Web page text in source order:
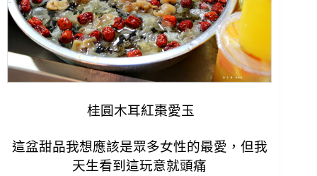
桂圓木耳紅棗愛玉
這盆甜品我想應該是眾多女性的最愛，但我
天生看到這玩意就頭痛